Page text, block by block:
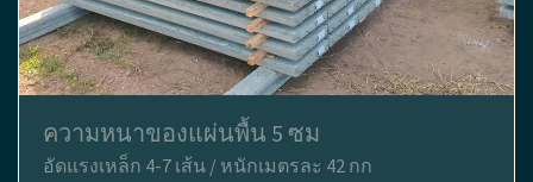
ความหนาของแผ่นพื้น 5 ซม
อัดแรงเหล็ก 4-7 เส้น / หนักเมตรละ 42 กก